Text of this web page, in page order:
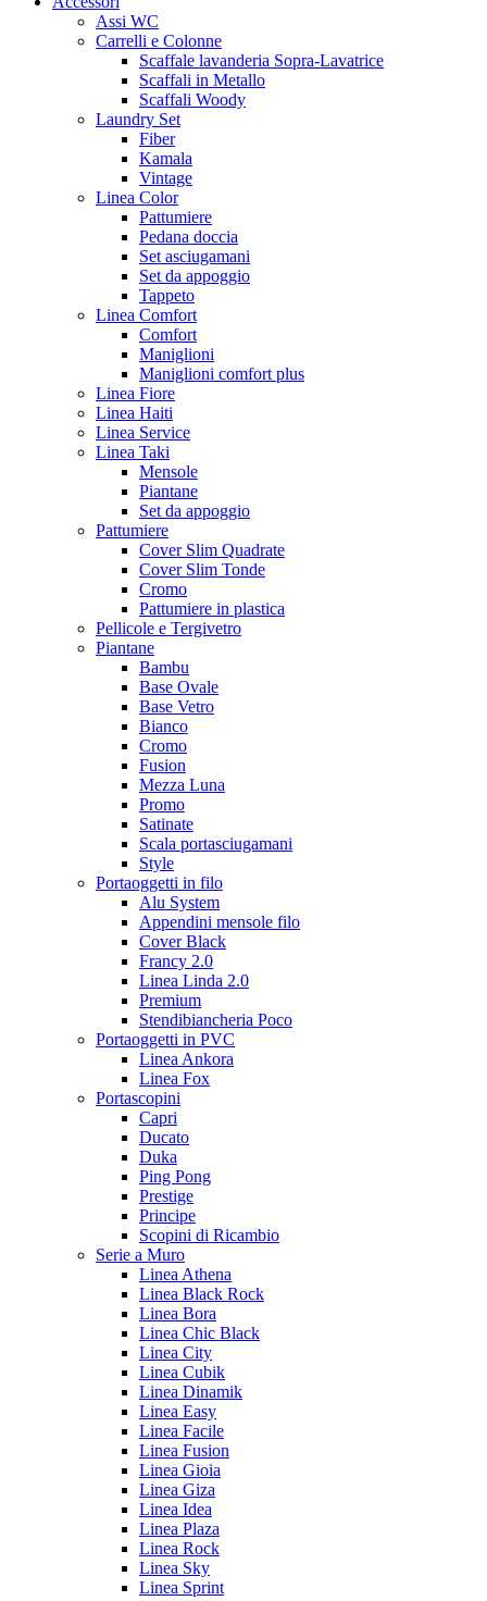
Assi WC
Carrelli e Colonne
Scaffale lavanderia Sopra-Lavatrice
Scaffali in Metallo
Scaffali Woody
Laundry Set
Fiber
Kamala
Vintage
Linea Color
Pattumiere
Pedana doccia
Set asciugamani
Set da appoggio
Tappeto
Linea Comfort
Comfort
Maniglioni
Maniglioni comfort plus
Linea Fiore
Linea Haiti
Linea Service
Linea Taki
Mensole
Piantane
Set da appoggio
Pattumiere
Cover Slim Quadrate
Cover Slim Tonde
Cromo
Pattumiere in plastica
Pellicole e Tergivetro
Piantane
Bambu
Base Ovale
Base Vetro
Bianco
Cromo
Fusion
Mezza Luna
Promo
Satinate
Scala portasciugamani
Style
Portaoggetti in filo
Alu System
Appendini mensole filo
Cover Black
Francy 2.0
Linea Linda 2.0
Premium
Stendibiancheria Poco
Portaoggetti in PVC
Linea Ankora
Linea Fox
Portascopini
Capri
Ducato
Duka
Ping Pong
Prestige
Principe
Scopini di Ricambio
Serie a Muro
Linea Athena
Linea Black Rock
Linea Bora
Linea Chic Black
Linea City
Linea Cubik
Linea Dinamik
Linea Easy
Linea Facile
Linea Fusion
Linea Gioia
Linea Giza
Linea Idea
Linea Plaza
Linea Rock
Linea Sky
Linea Sprint